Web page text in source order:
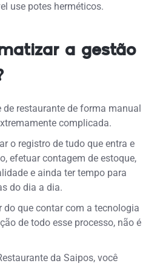
use potes herméticos.
a gestão
restaurante de forma manual
complicada.
o registro de tudo que entra e
efetuar contagem de estoque,
e ainda ter tempo para
do dia a dia.
do que contar com a tecnologia
de todo esse processo, não é
da Saipos, você